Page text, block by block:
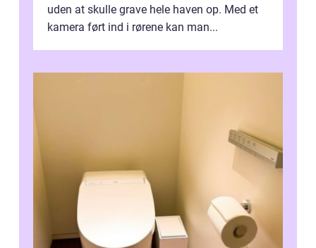
uden at skulle grave hele haven op. Med et
kamera ført ind i rørene kan man...